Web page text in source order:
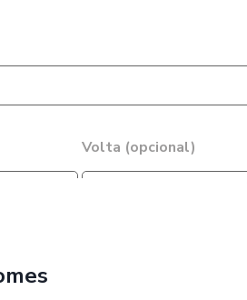
Volta (opcional)